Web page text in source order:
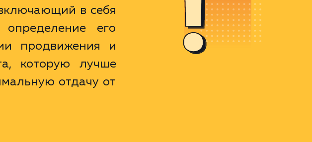
в себя
его
продвижения и
которую лучше
отдачу от